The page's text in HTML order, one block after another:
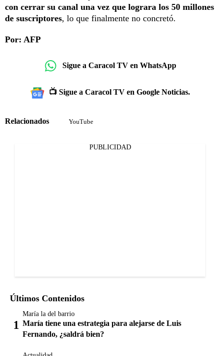
con cerrar su canal una vez que lograra los 50 millones
de suscriptores, lo que finalmente no concretó.
Por: AFP
Sigue a Caracol TV en WhatsApp
📺 Sigue a Caracol TV en Google Noticias.
Relacionados YouTube
PUBLICIDAD
Últimos Contenidos
María la del barrio
María tiene una estrategia para alejarse de Luis
Fernando, ¿saldrá bien?